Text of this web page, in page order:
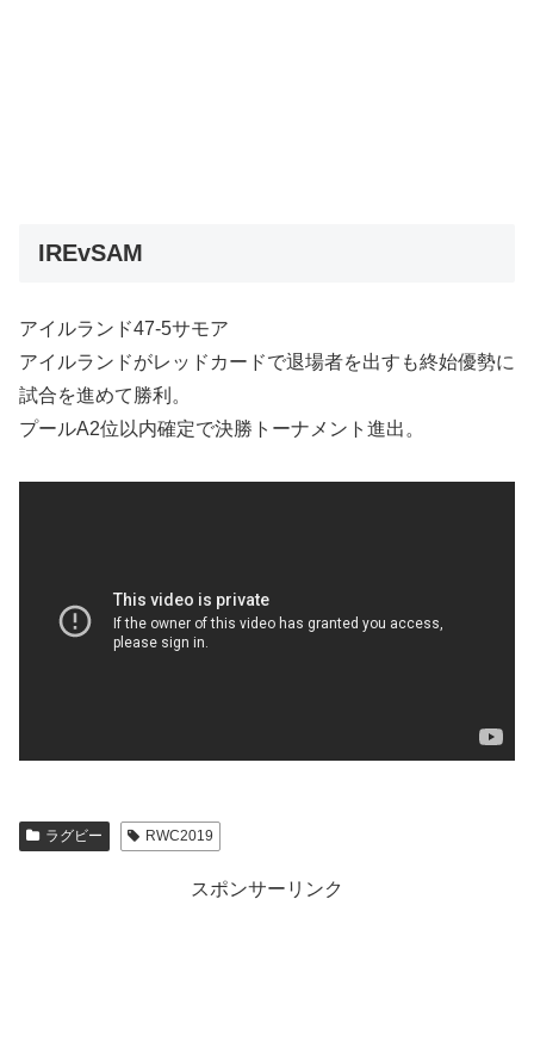
IREvSAM
アイルランド47-5サモア
アイルランドがレッドカードで退場者を出すも終始優勢に
試合を進めて勝利。
プールA2位以内確定で決勝トーナメント進出。
ラグビー RWC2019
スポンサーリンク